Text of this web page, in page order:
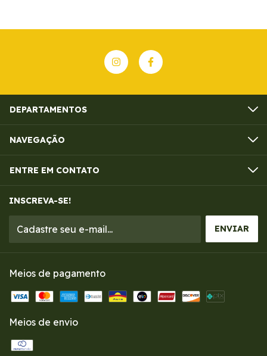
DEPARTAMENTOS
NAVEGAÇÃO
ENTRE EM CONTATO
INSCREVA-SE!
Meios de pagamento
Meios de envio